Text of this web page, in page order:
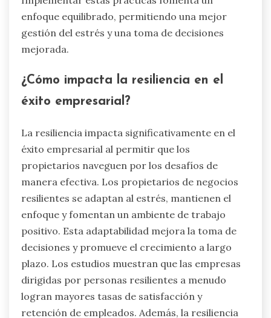
enfoque equilibrado, permitiendo una mejor
gestión del estrés y una toma de decisiones
mejorada.
¿Cómo impacta la resiliencia en el
éxito empresarial?
La resiliencia impacta significativamente en el
éxito empresarial al permitir que los
propietarios naveguen por los desafíos de
manera efectiva. Los propietarios de negocios
resilientes se adaptan al estrés, mantienen el
enfoque y fomentan un ambiente de trabajo
positivo. Esta adaptabilidad mejora la toma de
decisiones y promueve el crecimiento a largo
plazo. Los estudios muestran que las empresas
dirigidas por personas resilientes a menudo
logran mayores tasas de satisfacción y
retención de empleados. Además, la resiliencia